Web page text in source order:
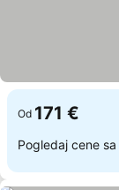
Od 171 €
Pogledaj cene sa